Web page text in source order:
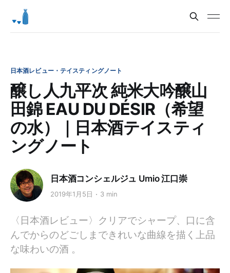
日本酒レビュー・テイスティングノート
醸し人九平次 純米大吟醸山
田錦 EAU DU DÉSIR（希望
の水）｜日本酒テイスティ
ングノート
日本酒コンシェルジュ Umio 江口崇
2019年1月5日 3 min
〈日本酒レビュー〉クリアでシャープ、口に含
んでからのどごしまできれいな曲線を描く上品
な味わいの酒 。